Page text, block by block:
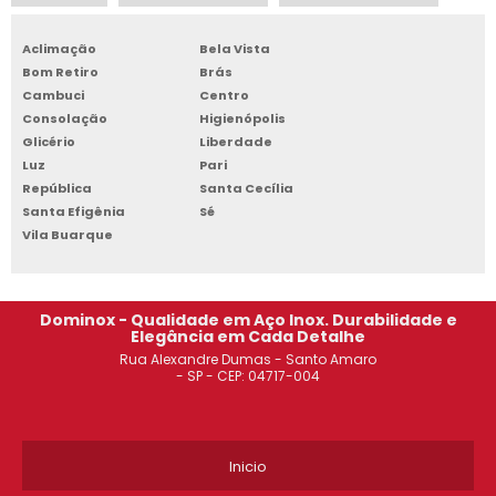
ARMÁRIO DE AÇO 6 PORTAS GUARULHOS
ROUPEIRO DE AÇO COM 8 PORTAS OSASCO
ROUPEIRO DE AÇO 4 PORTAS GUARULHOS
ARMÁRIO DE AÇO SÃO PAULO
CADEIRA EAMES OSASCO
ESTANTE DE AÇO PARA LIVROS SACOMÃ
ROUPEIRO DE AÇO COM CHAVE GUARULHOS
Aclimação
Bela Vista
Bom Retiro
Brás
Cambuci
Centro
Consolação
Higienópolis
Glicério
Liberdade
Luz
Pari
República
Santa Cecília
Santa Efigênia
Sé
Vila Buarque
Dominox - Qualidade em Aço Inox. Durabilidade e
Elegância em Cada Detalhe
Rua Alexandre Dumas - Santo Amaro
- SP - CEP: 04717-004
Inicio